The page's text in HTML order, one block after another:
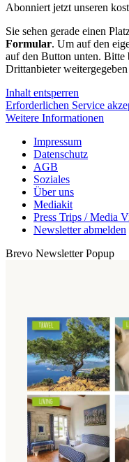
Abonniert jetzt unseren
Sie sehen gerade einen
Formular. Um auf den
auf den Button unten. Bitte
Drittanbieter
Inhalt entsperren
Erforderlichen Service
Weitere Informationen
Impressum
Datenschutz
AGB
Soziales
Über uns
Mediakit
Press Trips / Media
Newsletter abmelden
Brevo Newsletter Popup